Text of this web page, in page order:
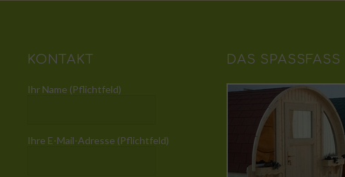
KONTAKT
Ihr Name (Pflichtfeld)
Ihre E-Mail-Adresse (Pflichtfeld)
DAS SPASSFASS